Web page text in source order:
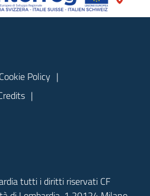
Cookie Policy
tutti i diritti riservati CF